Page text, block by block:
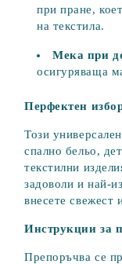
при пране,
на текстила.
Мека при
осигуряваща
Перфектен
Този
спално бельо,
текстилни
задоволи и най-
внесете свежест
Инструкции за
Препоръчва се